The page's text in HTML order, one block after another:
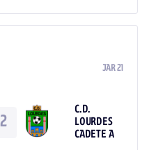
JAR 21
2
C.D.
LOURDES
CADETE A